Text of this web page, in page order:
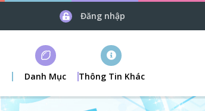
Đăng nhập
Danh Mục Thông Tin Khác